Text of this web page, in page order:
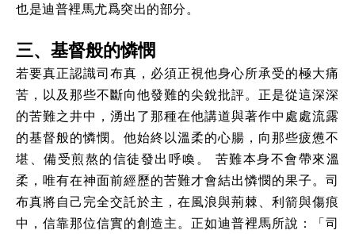
也是迪普裡馬尤爲突出的部分。
三、基督般的憐憫
若要真正認識司布真，必須正視他身心所承受的極大痛
苦，以及那些不斷向他發難的尖銳批評。正是從這深深
的苦難之井中，湧出了那種在他講道與著作中處處流露
的基督般的憐憫。他始終以溫柔的心腸，向那些疲憊不
堪、備受煎熬的信徒發出呼喚。
苦難本身不會帶來溫
柔，唯有在神面前經歷的苦難才會結出憐憫的果子。司
布真將自己完全交託於主，在風浪與荊棘、利箭與傷痕
中，信靠那位信實的創造主。正如迪普裡馬所說：「司